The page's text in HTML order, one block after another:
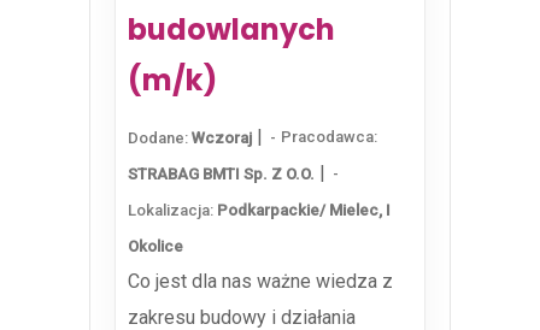
budowlanych
(m/k)
Dodane: Wczoraj | Pracodawca:
STRABAG BMTI Sp. Z O.o. |
Lokalizacja: Podkarpackie/ Mielec, I
Okolice
Co jest dla nas ważne wiedza z
zakresu budowy i działania